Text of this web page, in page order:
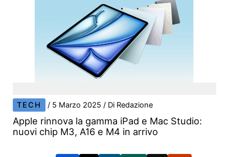
TECH / 5 Marzo 2025/ Di Redazione
Apple rinnova la gamma iPad e Mac Studio:
nuovi chip M3, A16 e M4 in arrivo